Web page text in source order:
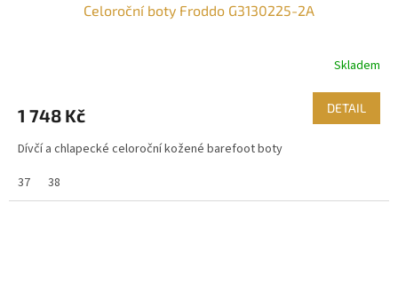
Celoroční boty Froddo G3130225-2A
Skladem
1 748 Kč DETAIL
Dívčí a chlapecké celoroční kožené barefoot boty
37
38